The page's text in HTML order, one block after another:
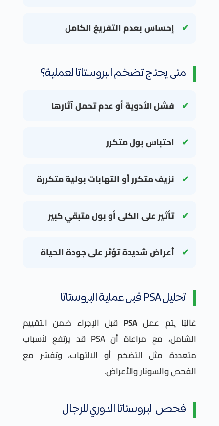
إحساس بعدم التفريغ الكامل
متى يحتاج تضخم البروستاتا لعملية؟
فشل الأدوية أو عدم تحمل آثارها
احتباس بول متكرر
نزيف متكرر أو التهابات بولية متكررة
تأثير على الكلى أو بول متبقي كبير
أعراض شديدة تؤثر على جودة الحياة
تحليل PSA قبل عملية البروستاتا
غالبًا يتم عمل PSA قبل الإجراء ضمن التقييم
الشامل، مع مراعاة أن PSA قد يرتفع لأسباب
متعددة مثل التضخم أو الالتهاب، ويُفسّر مع
الفحص والسونار والأعراض.
فحص البروستاتا الدوري للرجال